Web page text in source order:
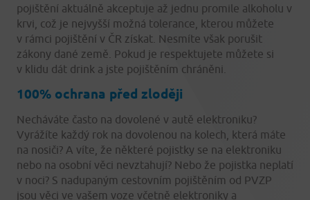
pojištění aktuálně akceptuje až jednu promile alkoholu v
krvi, což je nejvyšší možná tolerance, kterou můžete
v rámci pojištění v ČR získat. Nesmíte však porušit
zákony dané země. Pokud je respektujete můžete si
v klidu dát drink a jste pojištěním chráněni.
100% ochrana před zloději
Necháváte často na dovolené v autě elektroniku?
Vyrážíte každý rok na dovolenou na kolech, která máte
na nosiči? A víte, že některé pojistky se na elektroniku
nebo na osobní věci nevztahují? Nebo že pojistka neplatí
v noci? S nadupaným cestovním pojištěním od PVZP
jsou věci ve vašem voze včetně elektroniky a